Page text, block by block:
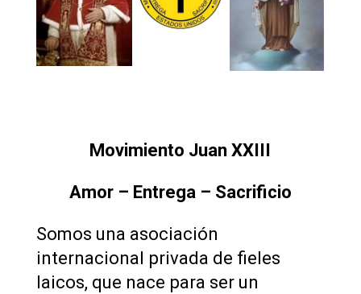
Movimiento Juan XXIII
Amor – Entrega – Sacrificio
Somos una asociación
internacional privada de fieles
laicos, que nace para ser un